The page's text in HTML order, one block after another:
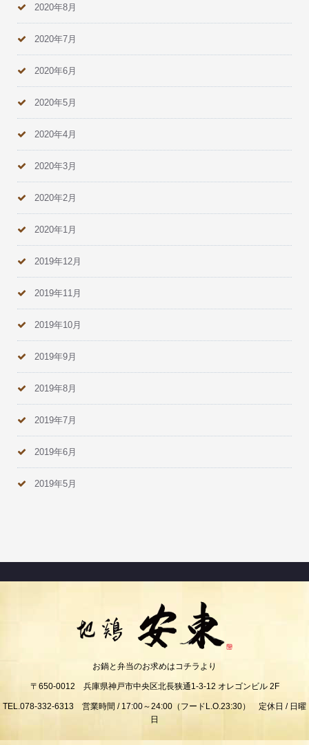
2020年8月
2020年7月
2020年6月
2020年5月
2020年4月
2020年3月
2020年2月
2020年1月
2019年12月
2019年11月
2019年10月
2019年9月
2019年8月
2019年7月
2019年6月
2019年5月
お鍋と弁当のお求めはコチラより
〒650-0012 兵庫県神戸市中央区北長狭通1-3-12 オレゴンビル 2F
TEL.078-332-6313 営業時間 / 17:00～24:00（フードL.O.23:30） 定休日 / 日曜
日